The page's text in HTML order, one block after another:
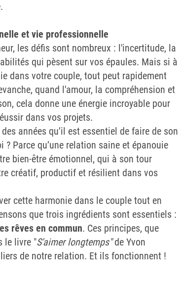
et vie professionnelle
les défis sont nombreux : l'incertitude, la
qui pèsent sur vos épaules. Mais si à
dans votre couple, tout peut rapidement
quand l'amour, la compréhension et
cela donne une énergie incroyable pour
dans vos projets.
années qu’il est essentiel de faire de son
Parce qu’une relation saine et épanouie
bien-être émotionnel, qui à son tour
créatif, productif et résilient dans vos
cette harmonie dans le couple tout en
que trois ingrédients sont essentiels :
rêves en commun. Ces principes, que
le livre "S'aimer longtemps"de Yvon
de notre relation. Et ils fonctionnent !